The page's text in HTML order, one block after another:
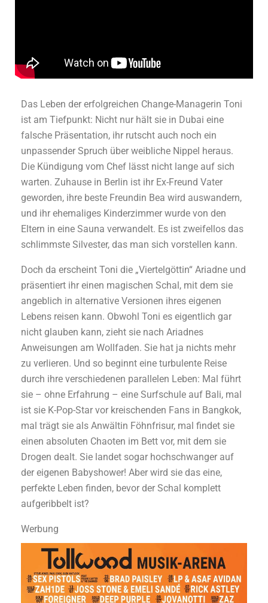
Das Leben der erfolgreichen Change-Managerin Toni
ist am Tiefpunkt: Nicht nur hält sie in Dubai eine
falsche Präsentation, ihr rutscht auch noch ein
unpassender Spruch über weibliche Nippel heraus.
Die Kündigung vom Chef lässt nicht lange auf sich
warten. Zuhause in Berlin ist ihr Ex-Freund Vater
geworden, ihre beste Freundin Bea wird auswandern,
und ihr ehemaliges Kinderzimmer wurde von den
Eltern in eine Sauna verwandelt. Es ist zweifellos das
schlimmste Silvester, das man sich vorstellen kann.
Doch da erscheint Toni die „Viertelgöttin“ Ariadne und
präsentiert ihr einen magischen Schal, mit dem sie
angeblich in alternative Versionen ihres eigenen
Lebens reisen kann. Obwohl Toni es eigentlich gar
nicht glauben kann, zieht sie nach Ariadnes
Anweisungen am Wollfaden. Sie hat ja nichts mehr
zu verlieren. Und so beginnt eine turbulente Reise
durch ihre verschiedenen parallelen Leben: Mal führt
sie – ohne Erfahrung – eine Surfschule auf Bali, mal
ist sie K-Pop-Star vor kreischenden Fans in Bangkok,
mal trägt sie als Anwältin Föhnfrisur, mal findet sie
einen absoluten Chaoten im Bett vor, mit dem sie
Drogen dealt. Sie landet sogar hochschwanger auf
der eigenen Babyshower! Aber wird sie das eine,
perfekte Leben finden, bevor der Schal komplett
aufgeribbelt ist?
Werbung